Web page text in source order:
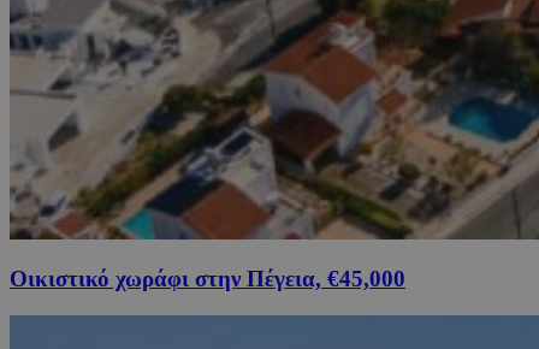
Οικιστικό χωράφι στην Πέγεια, €45,000